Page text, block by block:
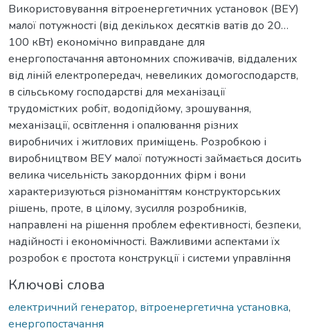
Використовування вітроенергетичних установок (ВЕУ)
малої потужності (від декількох десятків ватів до 20…
100 кВт) економічно виправдане для
енергопостачання автономних споживачів, віддалених
від ліній електропередач, невеликих домогосподарств,
в сільському господарстві для механізації
трудомістких робіт, водопідйому, зрошування,
механізації, освітлення і опалювання різних
виробничих і житлових приміщень. Розробкою і
виробництвом ВЕУ малої потужності займається досить
велика чисельність закордонних фірм і вони
характеризуються різноманіттям конструкторських
рішень, проте, в цілому, зусилля розробників,
направлені на рішення проблем ефективності, безпеки,
надійності і економічності. Важливими аспектами їх
розробок є простота конструкції і системи управління
Ключові слова
електричний генератор, вітроенергетична установка,
енергопостачання